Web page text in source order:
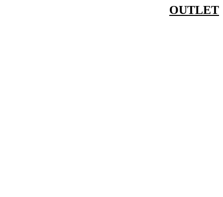
דלג
לתוכן
OUTLET